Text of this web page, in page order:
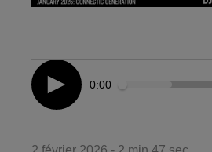
0:00